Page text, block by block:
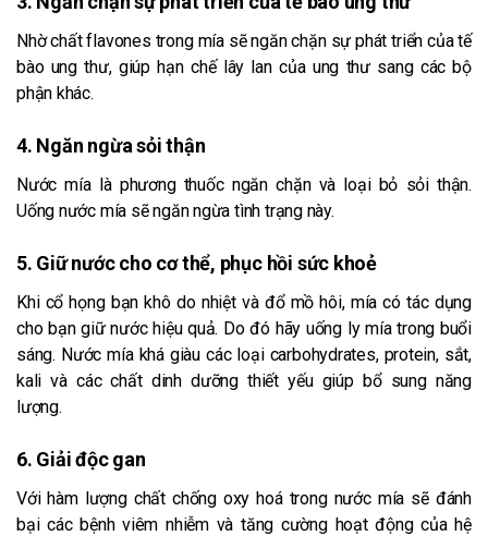
Nhờ chất flavones trong mía sẽ ngăn chặn sự phát triển của tế
bào ung thư, giúp hạn chế lây lan của ung thư sang các bộ
phận khác.
4. Ngăn ngừa sỏi thận
Nước mía là phương thuốc ngăn chặn và loại bỏ sỏi thận.
Uống nước mía sẽ ngăn ngừa tình trạng này.
5. Giữ nước cho cơ thể, phục hồi sức khoẻ
Khi cổ họng bạn khô do nhiệt và đổ mồ hôi, mía có tác dụng
cho bạn giữ nước hiệu quả. Do đó hãy uống ly mía trong buổi
sáng. Nước mía khá giàu các loại carbohydrates, protein, sắt,
kali và các chất dinh dưỡng thiết yếu giúp bổ sung năng
lượng.
6. Giải độc gan
Với hàm lượng chất chống oxy hoá trong nước mía sẽ đánh
bại các bệnh viêm nhiễm và tăng cường hoạt động của hệ